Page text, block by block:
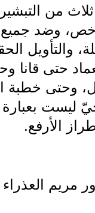
من التبشير
وضد جميع
والتأويل
حتى
وحتى خطبة
ليست بعبارة
الأرفع.
العذراء